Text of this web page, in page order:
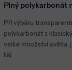
Plný polykarbonát
Při výběru
polykarbonát s
velké množství světla,
liší.